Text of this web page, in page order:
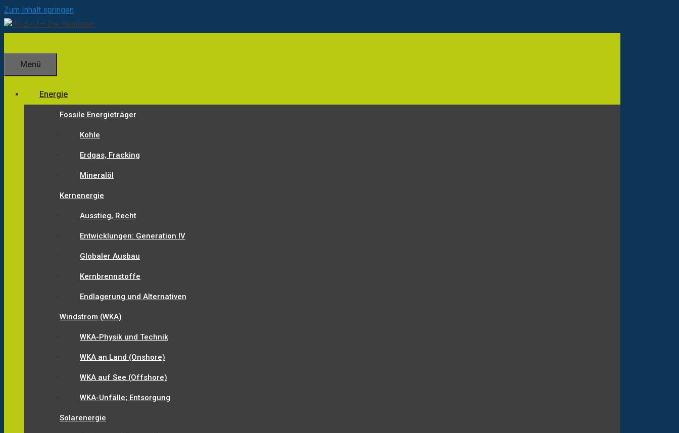
Zum Inhalt springen
Menü
Energie
Fossile Energieträger
Kohle
Erdgas, Fracking
Mineralöl
Kernenergie
Ausstieg, Recht
Entwicklungen: Generation IV
Globaler Ausbau
Kernbrennstoffe
Endlagerung und Alternativen
Windstrom (WKA)
WKA-Physik und Technik
WKA an Land (Onshore)
WKA auf See (Offshore)
WKA-Unfälle; Entsorgung
Solarenergie